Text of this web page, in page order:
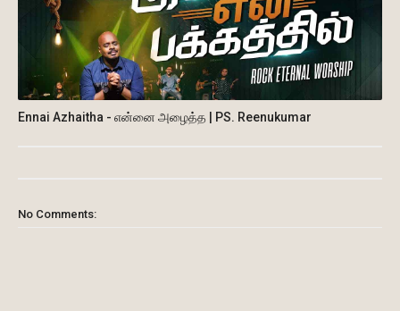
Ennai Azhaitha - என்னை அழைத்த | PS. Reenukumar
No Comments: